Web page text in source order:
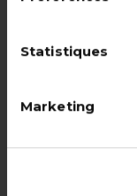
Statistiques
Marketing
Adhésion